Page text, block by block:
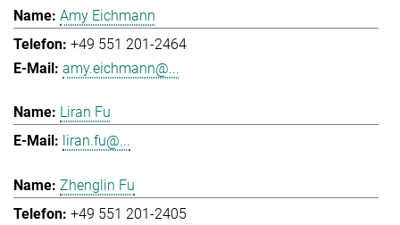
Amy Eichmann
+49 551 201-2464
amy.eichmann@...
Liran Fu
liran.fu@...
Zhenglin Fu
+49 551 201-2405